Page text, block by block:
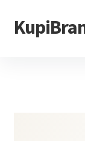
Перейти
к
Перейти
к